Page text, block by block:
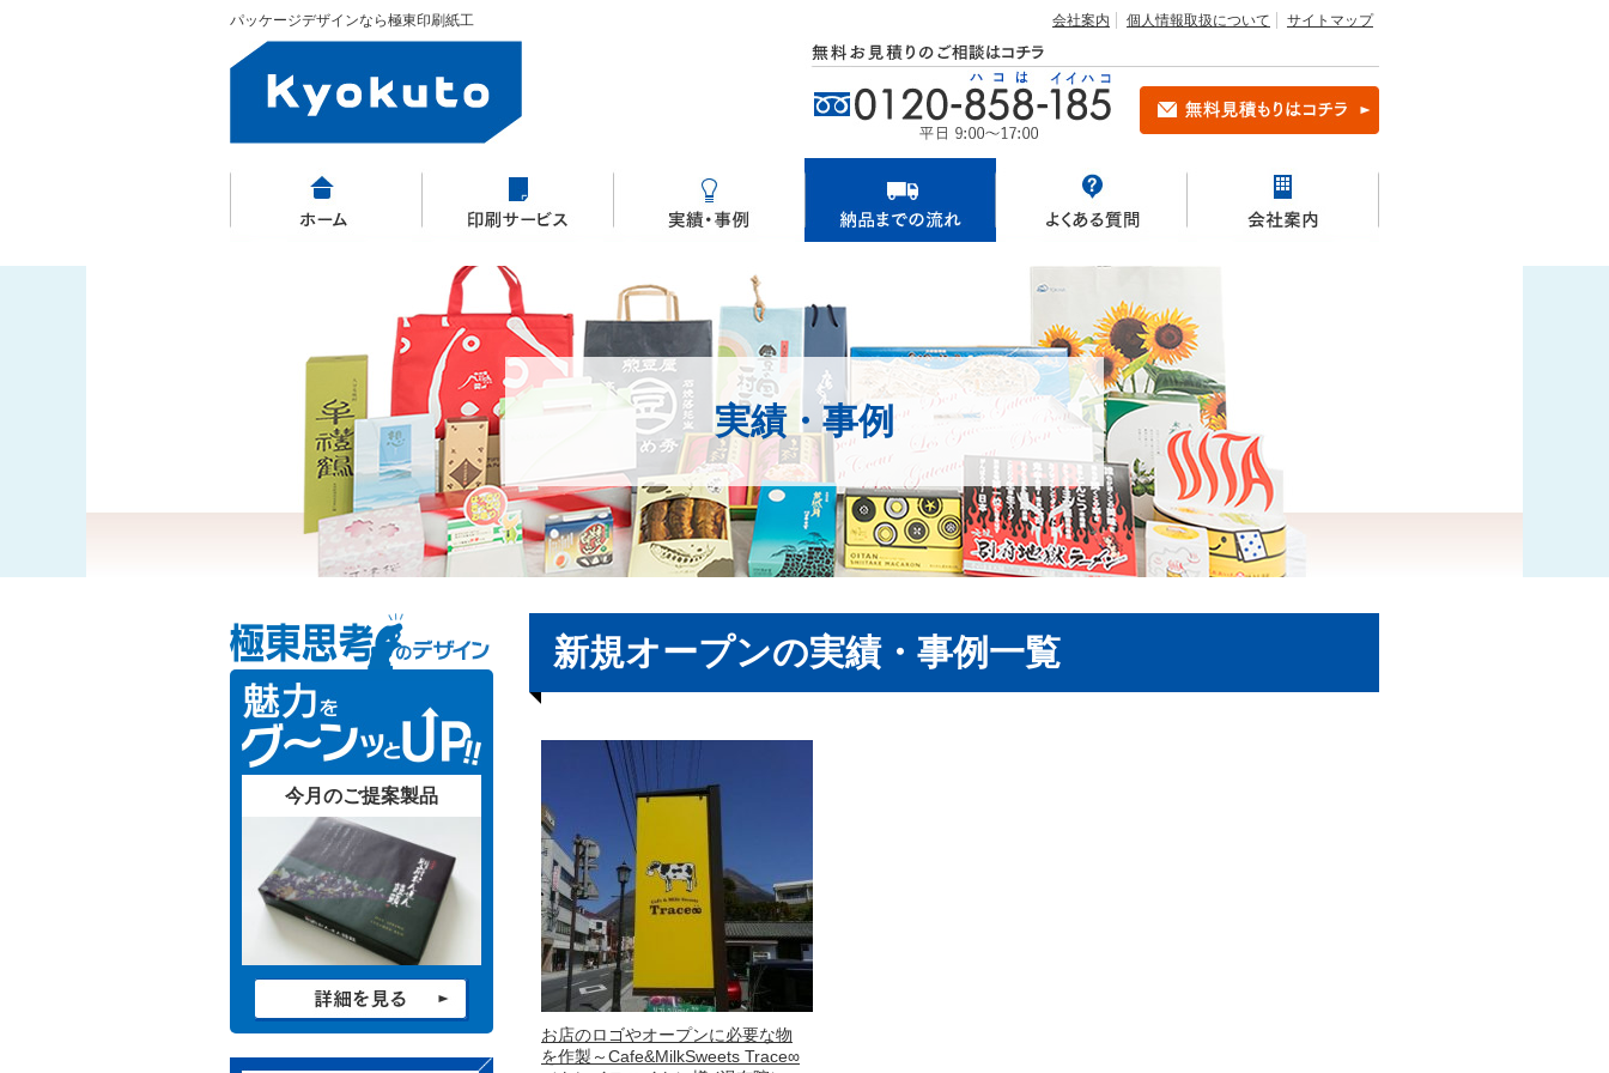
パッケージデザインなら極東印刷紙工 会社案内 個人情報取扱について サイトマップ
実績・事例
新規オープンの実績・事例一覧
お店のロゴやオープンに必要な物
を作製～Cafe&MilkSweets Trace∞
今月のご提案製品